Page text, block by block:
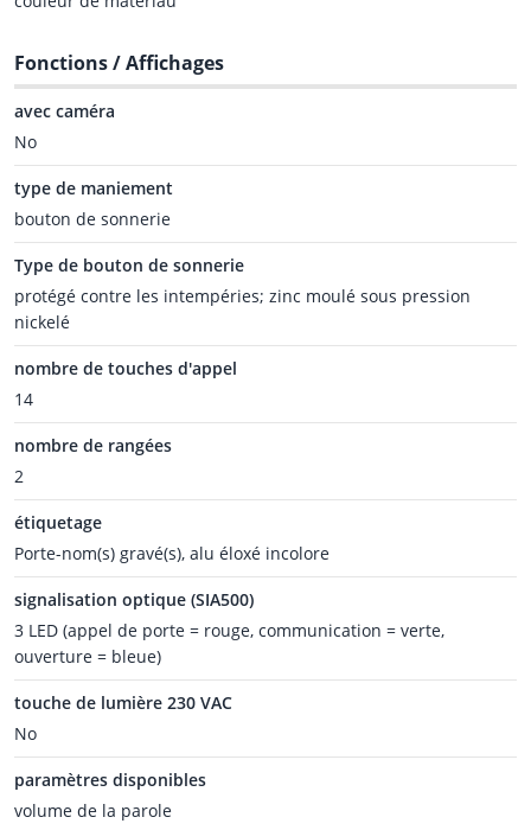
Fonctions / Affichages
avec caméra
No
type de maniement
bouton de sonnerie
Type de bouton de sonnerie
protégé contre les intempéries; zinc moulé sous pression
nickelé
nombre de touches d'appel
14
nombre de rangées
2
étiquetage
Porte-nom(s) gravé(s), alu éloxé incolore
signalisation optique (SIA500)
3 LED (appel de porte = rouge, communication = verte,
ouverture = bleue)
touche de lumière 230 VAC
No
paramètres disponibles
volume de la parole